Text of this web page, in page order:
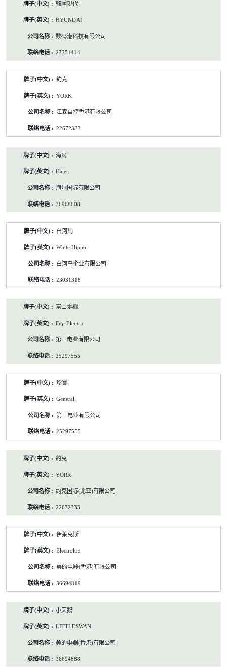
韓國現代
HYUNDAI
数码港科技有限公司
27751414
約克
YORK
江森自控香港有限公司
22672333
海爾
Haier
海尔国际有限公司
36908008
白河馬
White Hippo
白河马企业有限公司
23031318
富士電機
Fuji Electric
第一电业有限公司
25297555
珍寶
General
第一电业有限公司
25297555
約克
YORK
约克国际(北亚)有限公司
22672333
伊萊克斯
Electrolux
美的电器(香港)有限公司
36694819
小天鵝
LITTLESWAN
美的电器(香港)有限公司
36694888